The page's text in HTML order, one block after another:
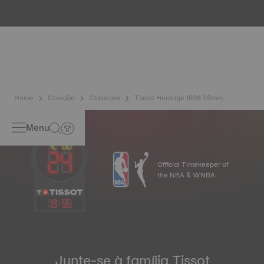
Home Coleção Clássicos Tissot Heritage 1938 39mm
Menu
13:55
Official Timekeeper of
the NBA & WNBA